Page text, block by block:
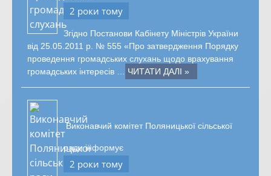
2 роки тому
Згідно Постанови Кабінету Міністрів України
від 25.05.2011 р. № 555 «Про затвердження Порядку
проведення громадських слухань щодо врахування
громадських інтересів …
ЧИТАТИ ДАЛІ »
Виконавчий комітет Поляницької сільської
ради інформує
2 роки тому